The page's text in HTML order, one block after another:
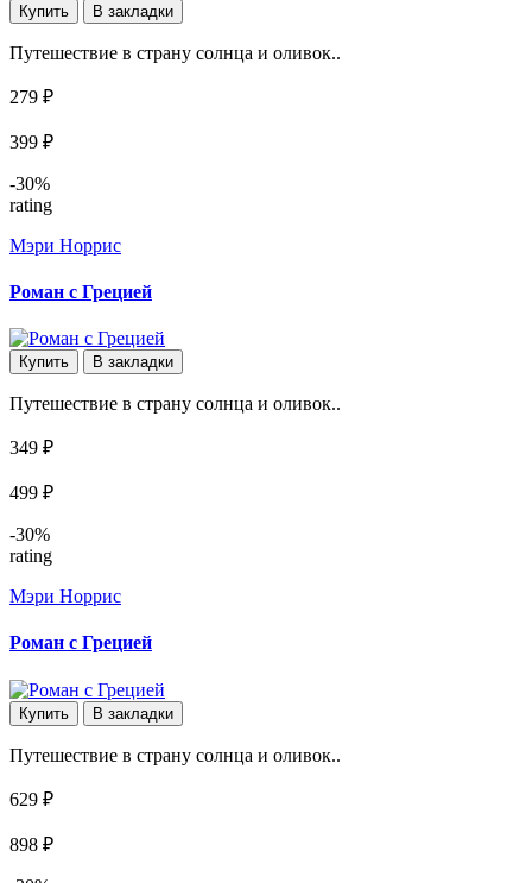
Купить В закладки
Путешествие в страну солнца и оливок..
279 ₽
399 ₽
-30%
rating
Мэри Норрис
Роман с Грецией
Купить В закладки
Путешествие в страну солнца и оливок..
349 ₽
499 ₽
-30%
rating
Мэри Норрис
Роман с Грецией
Купить В закладки
Путешествие в страну солнца и оливок..
629 ₽
898 ₽